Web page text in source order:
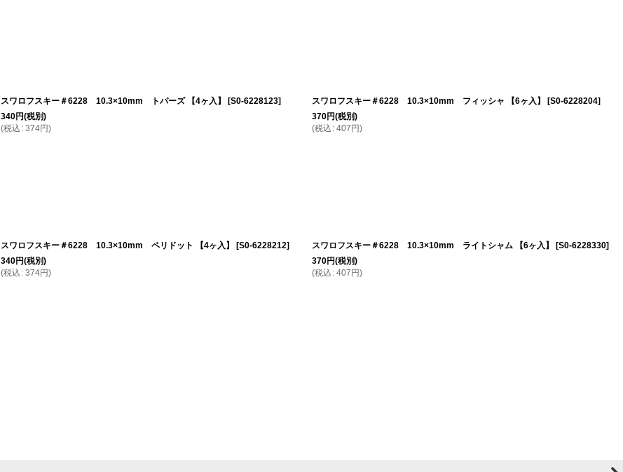
スワロフスキー＃6228 10.3×10mm トパーズ 【4ヶ入】 [S0-6228123]
340円(税別)
(税込 : 374円)
スワロフスキー＃6228 10.3×10mm フィッシャ 【6ヶ入】 [S0-6228204]
370円(税別)
(税込 : 407 円)
スワロフスキー＃6228 10.3×10mm ペリドット 【4ヶ入】 [S0-6228212]
340円(税別)
(税込 : 374円)
スワロフスキー＃6228 10.3×10mm ライトシャム 【6ヶ入】 [S0-6228330]
370円(税別)
(税込 : 407 円)